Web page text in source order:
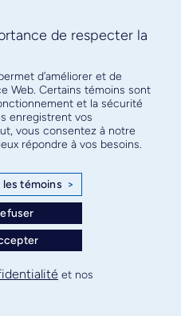
infolettre
facultaire
de respecter la
d’améliorer et de
Web. Certains témoins sont
et la sécurité
enregistrent vos
vous consentez à notre
répondre à vos besoins.
les témoins >
et nos